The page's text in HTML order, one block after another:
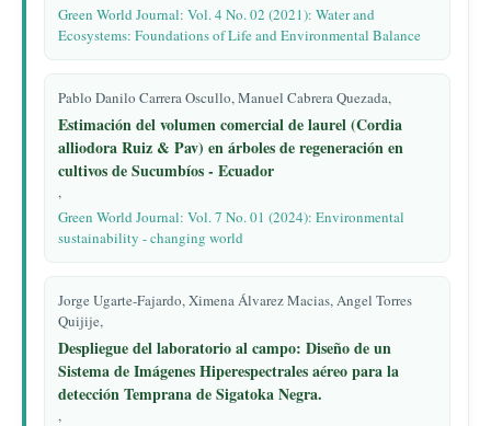
Green World Journal: Vol. 4 No. 02 (2021): Water and
Ecosystems: Foundations of Life and Environmental Balance
Pablo Danilo Carrera Oscullo, Manuel Cabrera Quezada,
Estimación del volumen comercial de laurel (Cordia
alliodora Ruiz & Pav) en árboles de regeneración en
cultivos de Sucumbíos - Ecuador
,
Green World Journal: Vol. 7 No. 01 (2024): Environmental
sustainability - changing world
Jorge Ugarte-Fajardo, Ximena Álvarez Macias, Angel Torres
Quijije,
Despliegue del laboratorio al campo: Diseño de un
Sistema de Imágenes Hiperespectrales aéreo para la
detección Temprana de Sigatoka Negra.
,